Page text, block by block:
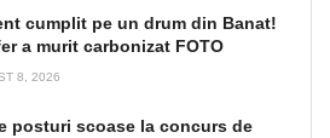
cumplit pe un drum din Banat!
a murit carbonizat FOTO
8, 2026
posturi scoase la concurs de